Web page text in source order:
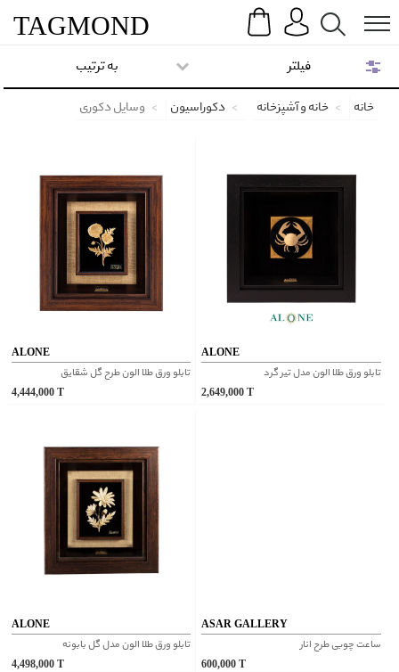
Search
TAGMOND
به ترتیب
خانه خانه و آشپزخانه دکوراسیون وسایل دکوری
ALONE
تابلو ورق طلا الون طرح گل شقایق
4,444,000T
ALONE
تابلو ورق طلا الون مدل تیر گرد
2,649,000 T
ALONE
تابلو ورق طلا الون مدل گل بابونه
4,498,000T
ASAR GALLERY
ساعت چوبی طرح انار
600,000 T
فیلتر